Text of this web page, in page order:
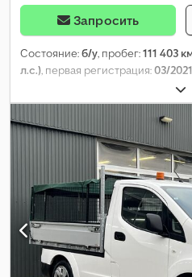
Запросить
Состояние:б/у, пробег:111 403
л.с.) , первая регистрация:03/2021
, тип
выбросов:Евро 6, количество
4 270 мм
, ширина пространства
грузового отсека:2 050 мм ,
навигационная система,
замок, электронная программа